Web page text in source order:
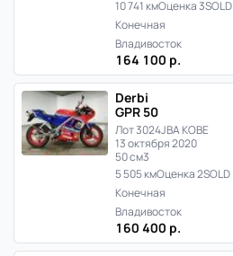
10 741 кмОценка 3SOLD
Конечная
Владивосток
164 100 р.
Derbi
GPR 50
Лот 3024JBA KOBE
13 октября 2020
50 см3
5 505 кмОценка 2SOLD
Конечная
Владивосток
160 400 р.